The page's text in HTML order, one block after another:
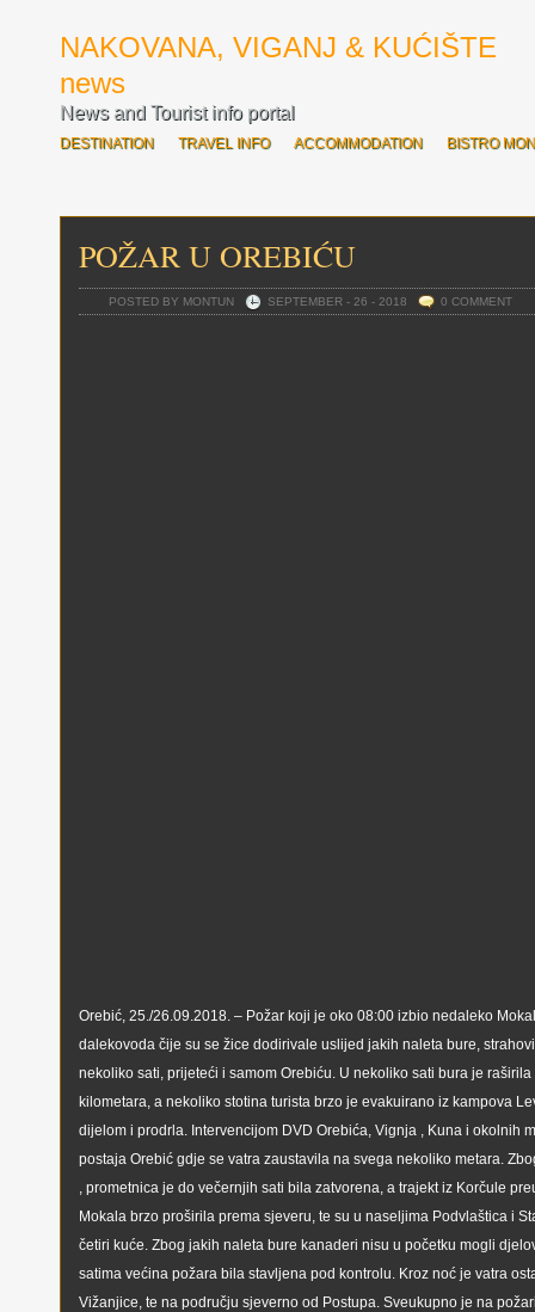
NAKOVANA, VIGANJ & KUĆIŠTE
news
News and Tourist info portal
DESTINATION TRAVEL INFO ACCOMMODATION BISTRO
POŽAR U OREBIĆU
POSTED BY MONTUN SEPTEMBER - 26 - 2018 0 COMMENT
Orebić, 25./26.09.2018. – Požar koji je oko 08:00 izbio nedaleko
dalekovoda čije su se žice dodirivale uslijed jakih naleta bure,
nekoliko sati, prijeteći i samom Orebiću. U nekoliko sati bura je
kilometara, a nekoliko stotina turista brzo je evakuirano iz kampova
dijelom i prodrla. Intervencijom DVD Orebića, Vignja , Kuna i okolnih
postaja Orebić gdje se vatra zaustavila na svega nekoliko metara.
, prometnica je do večernjih sati bila zatvorena, a trajekt iz Korčule
Mokala brzo proširila prema sjeveru, te su u naseljima Podvlaštica i
četiri kuće. Zbog jakih naleta bure kanaderi nisu u početku mogli
satima većina požara bila stavljena pod kontrolu. Kroz noć je vatra
Vižanjice, te na području sjeverno od Postupa. Sveukupno je na